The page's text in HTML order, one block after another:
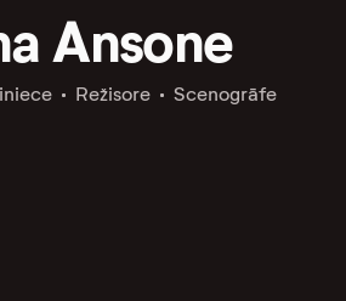
Ansone
Režisore Scenogrāfe